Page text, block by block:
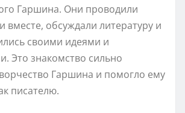
Гаршина. Они проводили
вместе, обсуждали литературу и
своими идеями и
Это знакомство сильно
Гаршина и помогло ему
писателю.